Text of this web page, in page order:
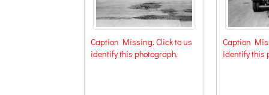
Caption Missing. Click to us
identify this photograph.
Caption
identify this